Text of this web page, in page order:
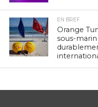
EN BREF
Orange
sous-